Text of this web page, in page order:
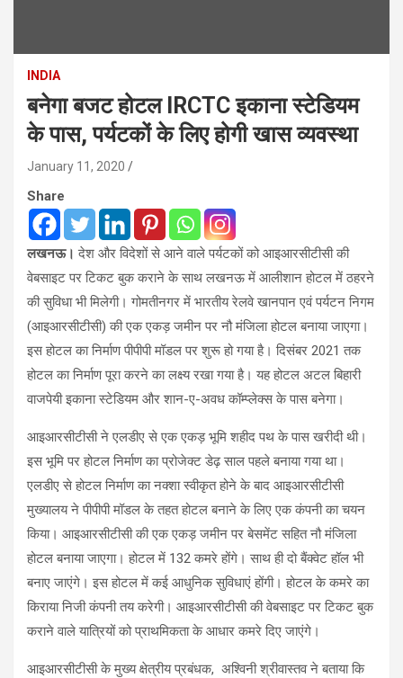
INDIA
बनेगा बजट होटल IRCTC इकाना स्टेडियम
के पास, पर्यटकों के लिए होगी खास व्यवस्था
January 11, 2020
Share
लखनऊ।देश और विदेशों से आने वाले पर्यटकों को आइआरसीटीसी की
वेबसाइट पर टिकट बुक कराने के साथ लखनऊ में आलीशान होटल में ठहरने
की सुविधा भी मिलेगी। गोमतीनगर में भारतीय रेलवे खानपान एवं पर्यटन निगम
(आइआरसीटीसी) की एक एकड़ जमीन पर नौ मंजिला होटल बनाया जाएगा।
इस होटल का निर्माण पीपीपी मॉडल पर शुरू हो गया है। दिसंबर 2021 तक
होटल का निर्माण पूरा करने का लक्ष्य रखा गया है। यह होटल अटल बिहारी
वाजपेयी इकाना स्टेडियम और शान-ए-अवध कॉम्प्लेक्स के पास बनेगा।
आइआरसीटीसी ने एलडीए से एक एकड़ भूमि शहीद पथ के पास खरीदी थी।
इस भूमि पर होटल निर्माण का प्रोजेक्ट डेढ़ साल पहले बनाया गया था।
एलडीए से होटल निर्माण का नक्शा स्वीकृत होने के बाद आइआरसीटीसी
मुख्यालय ने पीपीपी मॉडल के तहत होटल बनाने के लिए एक कंपनी का चयन
किया। आइआरसीटीसी की एक एकड़ जमीन पर बेसमेंट सहित नौ मंजिला
होटल बनाया जाएगा। होटल में 132 कमरे होंगे। साथ ही दो बैंक्वेट हॉल भी
बनाए जाएंगे। इस होटल में कई आधुनिक सुविधाएं होंगी। होटल के कमरे का
किराया निजी कंपनी तय करेगी। आइआरसीटीसी की वेबसाइट पर टिकट बुक
कराने वाले यात्रियों को प्राथमिकता के आधार कमरे दिए जाएंगे।
आइआरसीटीसी के मुख्य क्षेत्रीय प्रबंधक, अश्विनी श्रीवास्तव ने बताया कि